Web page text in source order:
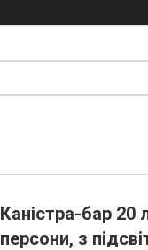
Каністра-бар 20
персони, з